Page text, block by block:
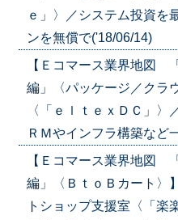
ｅ」〉／システム投資を
ンを無償で('18/06/14)
【Ｅコマース業界地図
編」〈パッケージ／ク
〈「ｅｌｔｅｘＤＣ」〉
ＲＭやインフラ構築など
【Ｅコマース業界地図
編」〈ＢｔｏＢカート
トショップ支援室〈「楽